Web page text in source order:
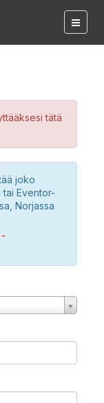
tätä
joko
tai Eventor-
Norjassa